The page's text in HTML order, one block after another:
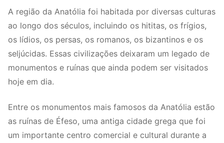
A região da Anatólia foi habitada por diversas culturas
ao longo dos séculos, incluindo os hititas, os frígios,
os lídios, os persas, os romanos, os bizantinos e os
seljúcidas. Essas civilizações deixaram um legado de
monumentos e ruínas que ainda podem ser visitados
hoje em dia.
Entre os monumentos mais famosos da Anatólia estão
as ruínas de Éfeso, uma antiga cidade grega que foi
um importante centro comercial e cultural durante a